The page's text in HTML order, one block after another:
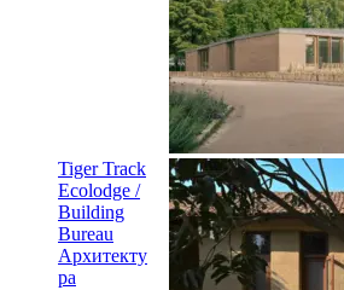
Tiger Track
Ecolodge /
Building
Bureau
Архитекту
ра